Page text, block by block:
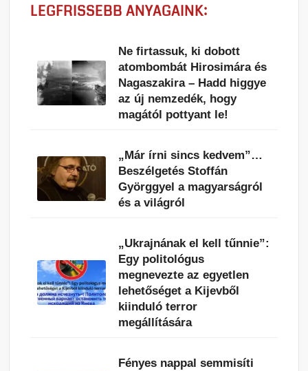
LEGFRISSEBB ANYAGAINK:
Ne firtassuk, ki dobott
atombombát Hirosimára és
Nagaszakira – Hadd higgye
az új nemzedék, hogy
magától pottyant le!
„Már írni sincs kedvem”…
Beszélgetés Stoffán
Györggyel a magyarságról
és a világról
„Ukrajnának el kell tűnnie”:
Egy politológus
megnevezte az egyetlen
lehetőséget a Kijevből
kiinduló terror
megállítására
Fényes nappal semmisíti